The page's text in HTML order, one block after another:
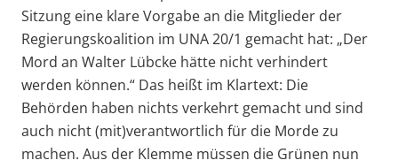
Sitzung eine klare Vorgabe an die Mitglieder der
Regierungskoalition im UNA 20/1 gemacht hat: „Der
Mord an Walter Lübcke hätte nicht verhindert
werden können.“ Das heißt im Klartext: Die
Behörden haben nichts verkehrt gemacht und sind
auch nicht (mit)verantwortlich für die Morde zu
machen. Aus der Klemme müssen die Grünen nun